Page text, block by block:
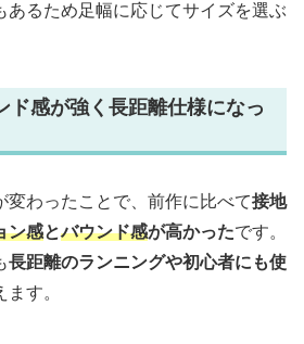
あるため足幅に応じてサイズを選ぶ
ド感が強く長距離仕様になっ
変わったことで、前作に比べて接地
ン感とバウンド感が高かったです。
長距離のランニングや初心者にも使
ます。